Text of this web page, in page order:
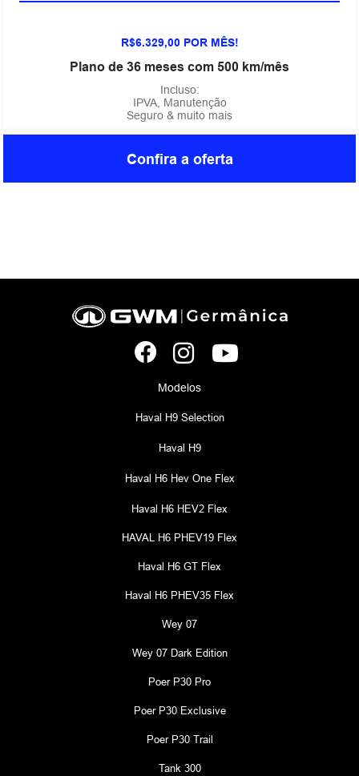
R$6.329,00 POR MÊS!
Plano de 36 meses com 500 km/mês
Incluso:
IPVA, Manutenção
Seguro & muito mais
Confira a oferta
Modelos
Haval H9 Selection
Haval H9
Haval H6 Hev One Flex
Haval H6 HEV2 Flex
HAVAL H6 PHEV19 Flex
Haval H6 GT Flex
Haval H6 PHEV35 Flex
Wey 07
Wey 07 Dark Edition
Poer P30 Pro
Poer P30 Exclusive
Poer P30 Trail
Tank 300